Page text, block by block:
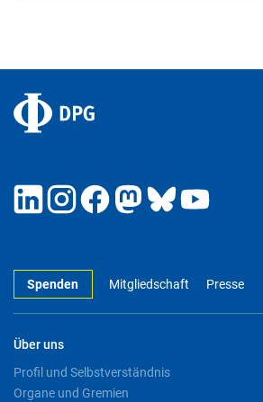
Spenden Mitgliedschaft Presse
Über uns
Profil und Selbstverständnis
Organe und Gremien